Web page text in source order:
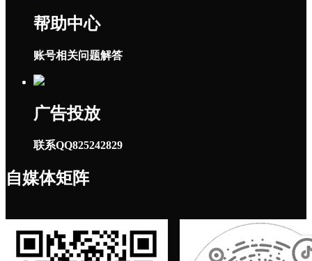
帮助中心
账号相关问题解答
广告投放
联系QQ825242829
自媒体矩阵